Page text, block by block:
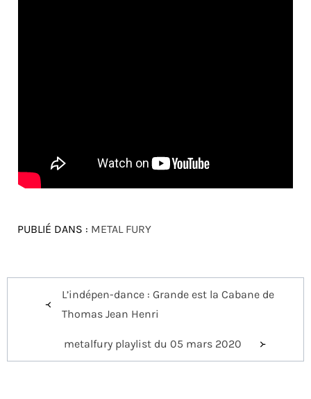
PUBLIÉ DANS : METAL FURY
NavigationL’indépen-dance : Grande est la Cabane de
Thomas Jean Henri
metalfury playlist du 05 mars 2020